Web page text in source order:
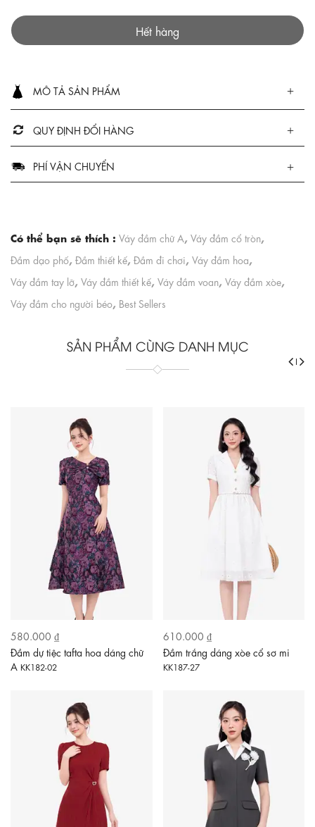
Hết hàng
MÔ TẢ SẢN PHẨM
QUY ĐỊNH ĐỔI HÀNG
PHÍ VẬN CHUYỂN
Có thể bạn sẽ thích : Váy đầm chữ A, Váy đầm cổ tròn,
Đầm dạo phố, Đầm thiết kế, Đầm đi chơi, Váy đầm hoa,
Váy đầm tay lỡ, Váy đầm thiết kế, Váy đầm voan, Váy đầm xòe,
Váy đầm cho người béo, Best Sellers
SẢN PHẨM CÙNG DANH MỤC
580.000 ₫
Đầm dự tiệc tafta hoa dáng chữ
A KK182-02
610.000 ₫
Đầm trắng dáng xòe cổ sơ mi
KK187-27